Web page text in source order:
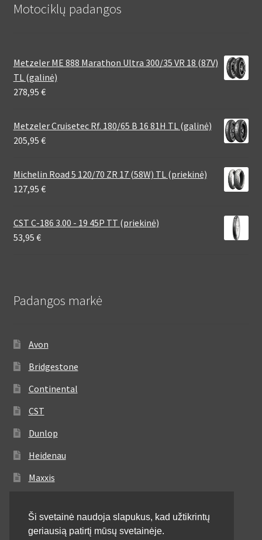
Motociklų padangos
Metzeler ME 888 Marathon Ultra 300/35 VR 18 (87V)
TL (galinė)
278,95 €
Metzeler Cruisetec Rf. 180/65 B 16 81H TL (galinė)
205,95 €
Michelin Road 5 120/70 ZR 17 (58W) TL (priekinė)
127,95 €
CST C-186 3.00 - 19 45P TT (priekinė)
53,95 €
Padangos markė
Avon
Bridgestone
Continental
CST
Dunlop
Heidenau
Maxxis
Michelin
Ši svetainė naudoja slapukus, kad užtikrintų
geriausią patirtį mūsų svetainėje.